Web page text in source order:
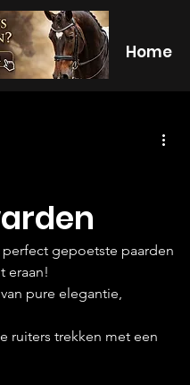
Home
perfect gepoetste paarden
eraan!
pure elegantie,
ruiters trekken met een